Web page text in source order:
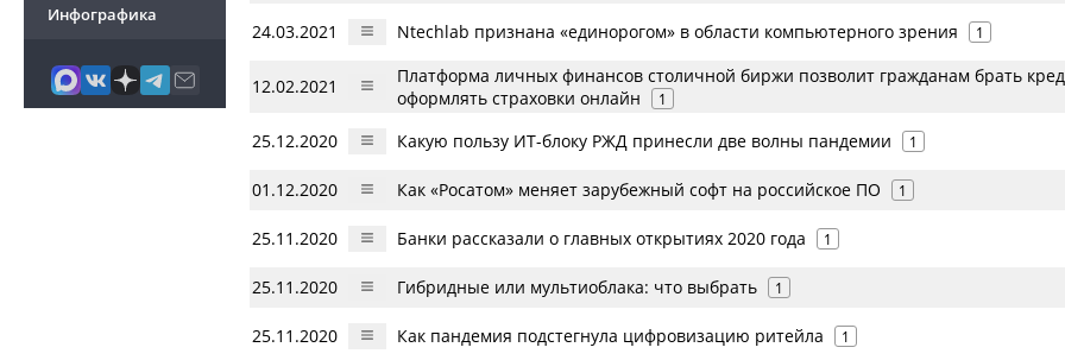
Инфографика
24.03.2021 Ntechlab признана «единорогом» в области компьютерного зрения 1
12.02.2021
Платформа личных финансов столичной биржи позволит гражданам брать
оформлять страховки онлайн
1
25.12.2020 Какую пользу ИТ-блоку РЖД принесли две волны пандемии 1
01.12.2020 Как «Росатом» меняет зарубежный софт на российское ПО 1
25.11.2020 Банки рассказали о главных открытиях 2020 года 1
25.11.2020 Гибридные или мультиоблака: что выбрать 1
25.11.2020 Как пандемия подстегнула цифровизацию ритейла 1